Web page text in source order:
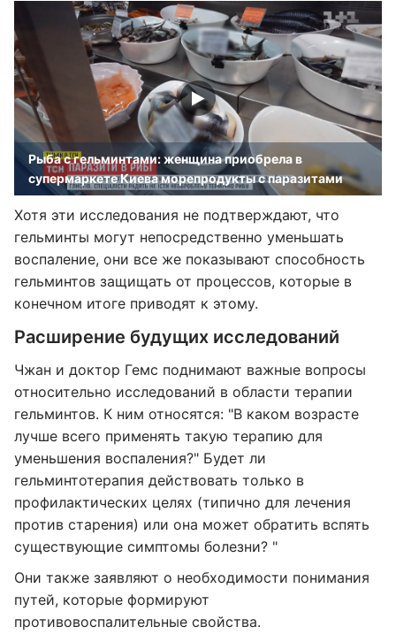
Рыба с гельминтами: женщина приобрела в
супермаркете Киева морепродукты с паразитами
Хотя эти исследования не подтверждают, что
гельминты могут непосредственно уменьшать
воспаление, они все же показывают способность
гельминтов защищать от процессов, которые в
конечном итоге приводят к этому.
Расширение будущих исследований
Чжан и доктор Гемс поднимают важные вопросы
относительно исследований в области терапии
гельминтов. К ним относятся: "В каком возрасте
лучше всего применять такую ​​терапию для
уменьшения воспаления?" Будет ли
гельминтотерапия действовать только в
профилактических целях (типично для лечения
против старения) или она может обратить вспять
существующие симптомы болезни? "
Они также заявляют о необходимости понимания
путей, которые формируют
противовоспалительные свойства.